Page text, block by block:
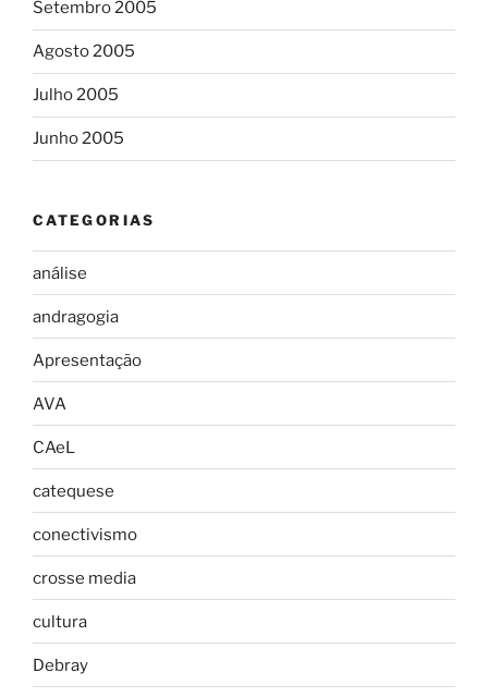
Setembro 2005
Agosto 2005
Julho 2005
Junho 2005
CATEGORIAS
análise
andragogia
Apresentação
AVA
CAeL
catequese
conectivismo
crosse media
cultura
Debray